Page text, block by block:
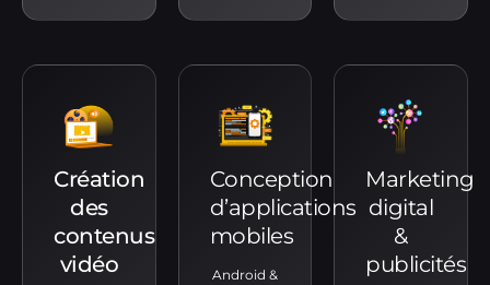
Création
des
contenus
vidéo
Conception
d’applications
mobiles
Android &
Marketing
digital
&
publicités